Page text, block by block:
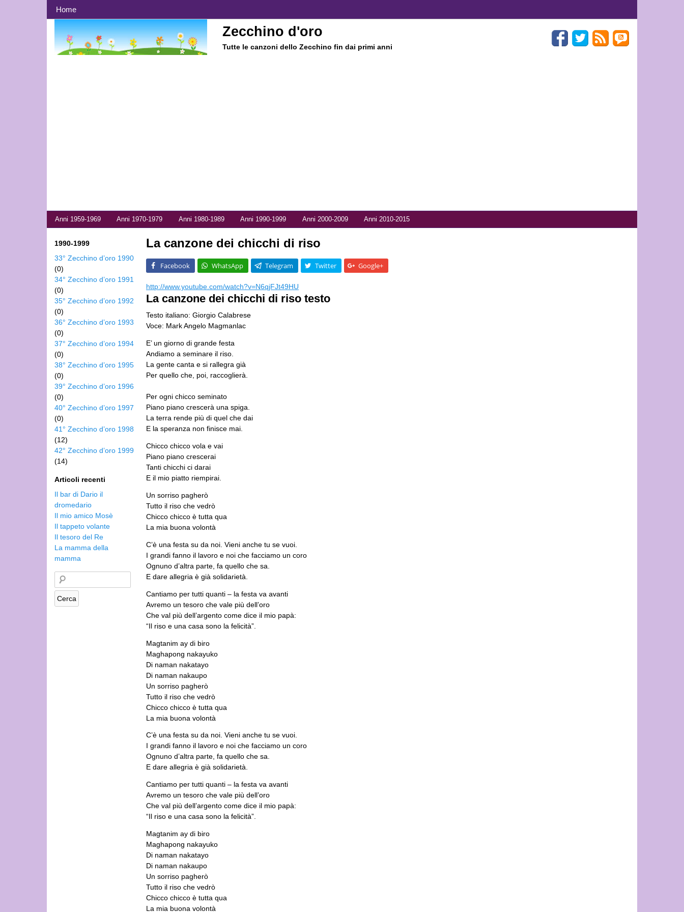
Home
Zecchino d'oro
Tutte le canzoni dello Zecchino fin dai primi anni
Menù anni
Anni 1959-1969 Anni 1970-1979 Anni 1980-1989 Anni 1990-1999 Anni 2000-2009 Anni 2010-2015
La canzone dei chicchi di riso
Facebook WhatsApp Telegram Twitter Google+
http://www.youtube.com/watch?v=N6qjFJt49HU
La canzone dei chicchi di riso testo
Testo italiano: Giorgio Calabrese
Voce: Mark Angelo Magmanlac
E’ un giorno di grande festa
Andiamo a seminare il riso.
La gente canta e si rallegra già
Per quello che, poi, raccoglierà.
Per ogni chicco seminato
Piano piano crescerà una spiga.
La terra rende più di quel che dai
E la speranza non finisce mai.
Chicco chicco vola e vai
Piano piano crescerai
Tanti chicchi ci darai
E il mio piatto riempirai.
Un sorriso pagherò
Tutto il riso che vedrò
Chicco chicco è tutta qua
La mia buona volontà
C’è una festa su da noi. Vieni anche tu se vuoi.
I grandi fanno il lavoro e noi che facciamo un coro
Ognuno d’altra parte, fa quello che sa.
E dare allegria è già solidarietà.
Cantiamo per tutti quanti – la festa va avanti
Avremo un tesoro che vale più dell’oro
Che val più dell’argento come dice il mio papà:
“Il riso e una casa sono la felicità”.
Magtanim ay di biro
Maghapong nakayuko
Di naman nakatayo
Di naman nakaupo
Un sorriso pagherò
Tutto il riso che vedrò
Chicco chicco è tutta qua
La mia buona volontà
C’è una festa su da noi. Vieni anche tu se vuoi.
I grandi fanno il lavoro e noi che facciamo un coro
Ognuno d’altra parte, fa quello che sa.
E dare allegria è già solidarietà.
Cantiamo per tutti quanti – la festa va avanti
Avremo un tesoro che vale più dell’oro
Che val più dell’argento come dice il mio papà:
“Il riso e una casa sono la felicità”.
Magtanim ay di biro
Maghapong nakayuko
Di naman nakatayo
Di naman nakaupo
Un sorriso pagherò
Tutto il riso che vedrò
Chicco chicco è tutta qua
La mia buona volontà
1990-1999
33° Zecchino d’oro 1990
(0)
34° Zecchino d’oro 1991
(0)
35° Zecchino d’oro 1992
(0)
36° Zecchino d’oro 1993
(0)
37° Zecchino d’oro 1994
(0)
38° Zecchino d’oro 1995
(0)
39° Zecchino d’oro 1996
(0)
40° Zecchino d’oro 1997
(0)
41° Zecchino d’oro 1998
(12)
42° Zecchino d’oro 1999
(14)
Articoli recenti
Il bar di Dario il
dromedario
Il mio amico Mosè
Il tappeto volante
Il tesoro del Re
La mamma della
mamma